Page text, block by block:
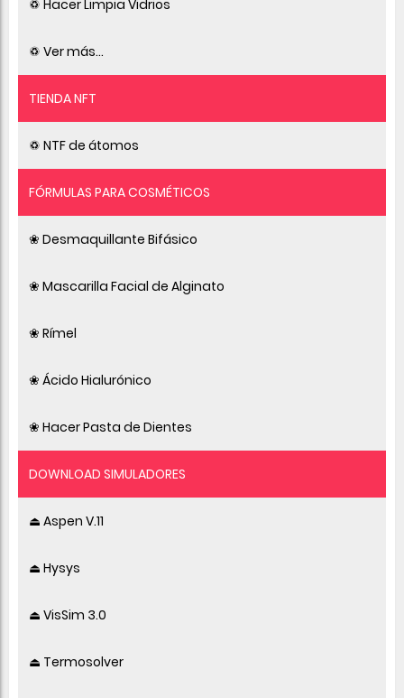
♽ Hacer Limpia Vidrios
♽ Ver más...
TIENDA NFT
♽ NTF de átomos
FÓRMULAS PARA COSMÉTICOS
❀ Desmaquillante Bifásico
❀ Mascarilla Facial de Alginato
❀ Rímel
❀ Ácido Hialurónico
❀ Hacer Pasta de Dientes
DOWNLOAD SIMULADORES
⏏ Aspen V.11
⏏ Hysys
⏏ VisSim 3.0
⏏ Termosolver